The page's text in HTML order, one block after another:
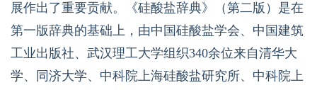
展作出了重要贡献。《硅酸盐辞典》（第二版）是在
第一版辞典的基础上，由中国硅酸盐学会、中国建筑
工业出版社、武汉理工大学组织340余位来自清华大
学、同济大学、中科院上海硅酸盐研究所、中科院上